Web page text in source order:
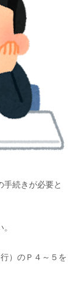
手続きが必要と
）のＰ４～５を